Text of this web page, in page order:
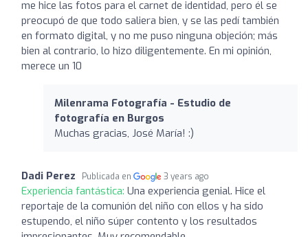
me hice las fotos para el carnet de identidad, pero él se
preocupó de que todo saliera bien, y se las pedí también
en formato digital, y no me puso ninguna objeción; más
bien al contrario, lo hizo diligentemente. En mi opinión,
merece un 10
Milenrama Fotografía - Estudio de
fotografía en Burgos
Muchas gracias, José María! :)
Dadi Perez Publicada en 3 years ago
Experiencia fantástica: Una experiencia genial. Hice el
reportaje de la comunión del niño con ellos y ha sido
estupendo, el niño súper contento y los resultados